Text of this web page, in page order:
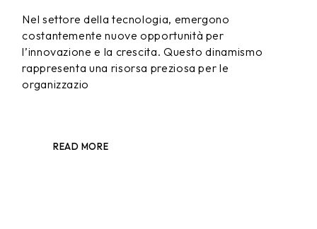
Nel settore della tecnologia, emergono
costantemente nuove opportunità per
l’innovazione e la crescita. Questo dinamismo
rappresenta una risorsa preziosa per le
organizzazio
READ MORE